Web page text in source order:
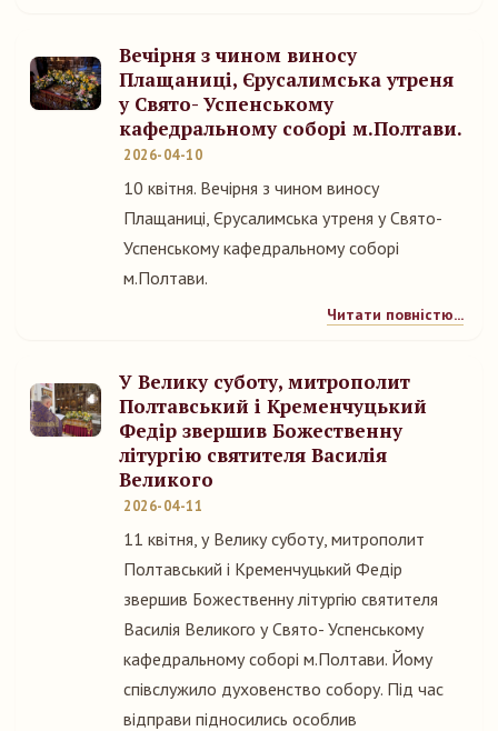
Вечірня з чином виносу
Плащаниці, Єрусалимська утреня
у Свято- Успенському
кафедральному соборі м.Полтави.
2026-04-10
10 квітня. Вечірня з чином виносу
Плащаниці, Єрусалимська утреня у Свято-
Успенському кафедральному соборі
м.Полтави.
Читати повністю...
У Велику суботу, митрополит
Полтавський і Кременчуцький
Федір звершив Божественну
літургію святителя Василія
Великого
2026-04-11
11 квітня, у Велику суботу, митрополит
Полтавський і Кременчуцький Федір
звершив Божественну літургію святителя
Василія Великого у Свято- Успенському
кафедральному соборі м.Полтави. Йому
співслужило духовенство собору. Під час
відправи підносились особлив